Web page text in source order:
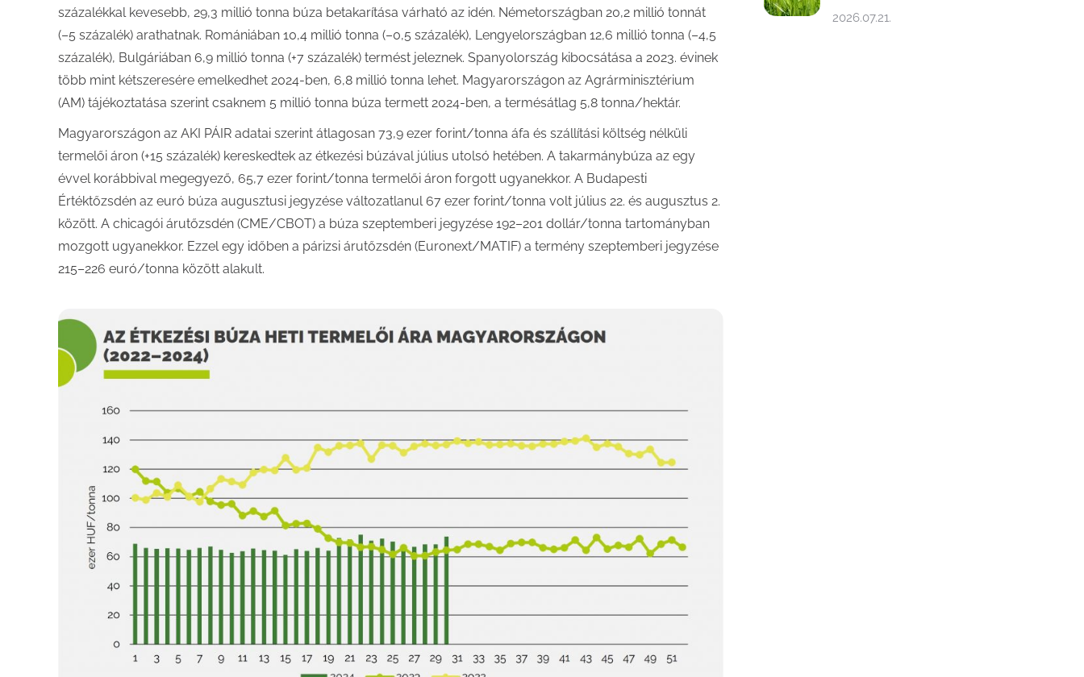
százalékkal kevesebb, 29,3 millió tonna búza betakarítása várható az idén. Németországban 20,2 millió tonnát
(–5 százalék) arathatnak. Romániában 10,4 millió tonna (–0,5 százalék), Lengyelországban 12,6 millió tonna (–4,5
százalék), Bulgáriában 6,9 millió tonna (+7 százalék) termést jeleznek. Spanyolország kibocsátása a 2023. évinek
több mint kétszeresére emelkedhet 2024-ben, 6,8 millió tonna lehet. Magyarországon az Agrárminisztérium
(AM) tájékoztatása szerint csaknem 5 millió tonna búza termett 2024-ben, a termésátlag 5,8 tonna/hektár.
Magyarországon az AKI PÁIR adatai szerint átlagosan 73,9 ezer forint/tonna áfa és szállítási költség nélküli
termelői áron (+15 százalék) kereskedtek az étkezési búzával július utolsó hetében. A takarmánybúza az egy
évvel korábbival megegyező, 65,7 ezer forint/tonna termelői áron forgott ugyanekkor. A Budapesti
Értéktőzsdén az euró búza augusztusi jegyzése változatlanul 67 ezer forint/tonna volt július 22. és augusztus 2.
között. A chicagói árutőzsdén (CME/CBOT) a búza szeptemberi jegyzése 192–201 dollár/tonna tartományban
mozgott ugyanekkor. Ezzel egy időben a párizsi árutőzsdén (Euronext/MATIF) a termény szeptemberi jegyzése
215–226 euró/tonna között alakult.
2026.07.21.